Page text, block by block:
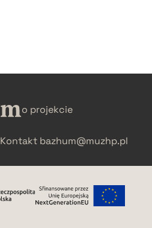
o projekcie
Kontakt bazhum@muzhp.pl